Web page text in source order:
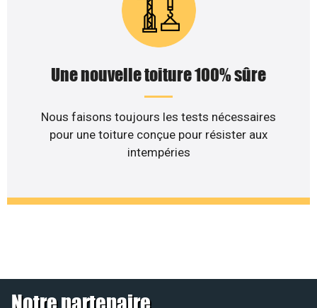
Une nouvelle toiture 100% sûre
Nous faisons toujours les tests nécessaires
pour une toiture conçue pour résister aux
intempéries
Notre partenaire